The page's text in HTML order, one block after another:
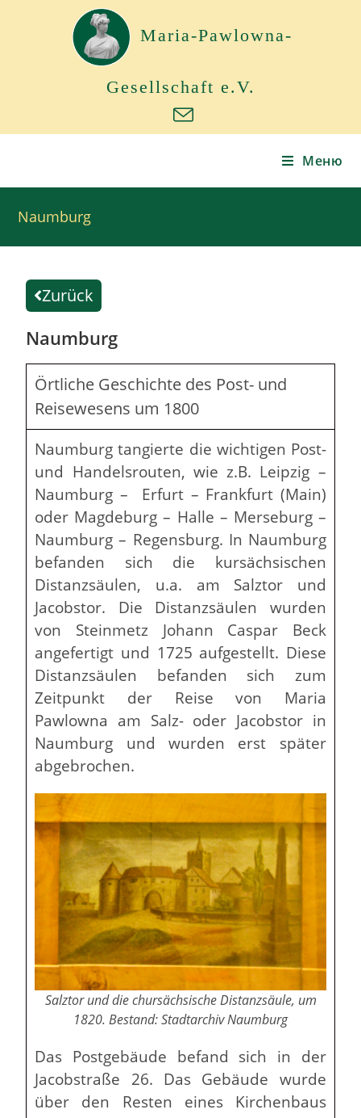
Maria-Pawlowna-
Gesellschaft e.V.
Меню
Naumburg
Zurück
Naumburg
Örtliche Geschichte des Post- und
Reisewesens um 1800
Naumburg tangierte die wichtigen Post-
und Handelsrouten, wie z.B. Leipzig –
Naumburg – Erfurt – Frankfurt (Main)
oder Magdeburg – Halle – Merseburg –
Naumburg – Regensburg. In Naumburg
befanden sich die kursächsischen
Distanzsäulen, u.a. am Salztor und
Jacobstor. Die Distanzsäulen wurden
von Steinmetz Johann Caspar Beck
angefertigt und 1725 aufgestellt. Diese
Distanzsäulen befanden sich zum
Zeitpunkt der Reise von Maria
Pawlowna am Salz- oder Jacobstor in
Naumburg und wurden erst später
abgebrochen.
Salztor und die chursächsische Distanzsäule, um
1820. Bestand: Stadtarchiv Naumburg
Das Postgebäude befand sich in der
Jacobstraße 26. Das Gebäude wurde
über den Resten eines Kirchenbaus